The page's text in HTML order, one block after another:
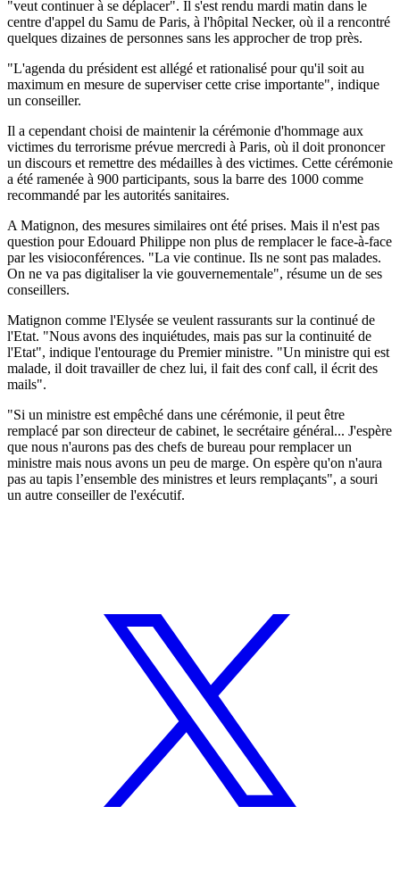
"veut continuer à se déplacer". Il s'est rendu mardi matin dans le
centre d'appel du Samu de Paris, à l'hôpital Necker, où il a rencontré
quelques dizaines de personnes sans les approcher de trop près.
"L'agenda du président est allégé et rationalisé pour qu'il soit au
maximum en mesure de superviser cette crise importante", indique
un conseiller.
Il a cependant choisi de maintenir la cérémonie d'hommage aux
victimes du terrorisme prévue mercredi à Paris, où il doit prononcer
un discours et remettre des médailles à des victimes. Cette cérémonie
a été ramenée à 900 participants, sous la barre des 1000 comme
recommandé par les autorités sanitaires.
A Matignon, des mesures similaires ont été prises. Mais il n'est pas
question pour Edouard Philippe non plus de remplacer le face-à-face
par les visioconférences. "La vie continue. Ils ne sont pas malades.
On ne va pas digitaliser la vie gouvernementale", résume un de ses
conseillers.
Matignon comme l'Elysée se veulent rassurants sur la continué de
l'Etat. "Nous avons des inquiétudes, mais pas sur la continuité de
l'Etat", indique l'entourage du Premier ministre. "Un ministre qui est
malade, il doit travailler de chez lui, il fait des conf call, il écrit des
mails".
"Si un ministre est empêché dans une cérémonie, il peut être
remplacé par son directeur de cabinet, le secrétaire général... J'espère
que nous n'aurons pas des chefs de bureau pour remplacer un
ministre mais nous avons un peu de marge. On espère qu'on n'aura
pas au tapis l’ensemble des ministres et leurs remplaçants", a souri
un autre conseiller de l'exécutif.